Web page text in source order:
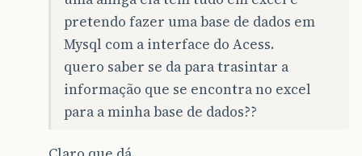
pretendo fazer uma base de dados em
Mysql com a interface do Acess.
quero saber se da para trasintar a
informação que se encontra no excel
para a minha base de dados??